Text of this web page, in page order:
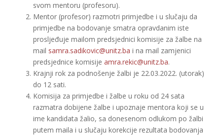
svom mentoru (profesoru).
Mentor (profesor) razmotri primjedbe i u slučaju da
primjedbe na bodovanje smatra opravdanim iste
prosljeđuje mailom predsjednici komisije za žalbe na
mail samra.sadikovic@unitz.ba i na mail zamjenici
predsjednice komisije amra.rekic@unitz.ba.
Krajnji rok za podnošenje žalbi je 22.03.2022. (utorak)
do 12 sati.
Komisija za primjedbe i žalbe u roku od 24 sata
razmatra dobijene žalbe i upoznaje mentora koji se u
ime kandidata žalio, sa donesenom odlukom po žalbi
putem maila i u slučaju korekcije rezultata bodovanja